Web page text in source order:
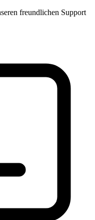
freundlichen Support